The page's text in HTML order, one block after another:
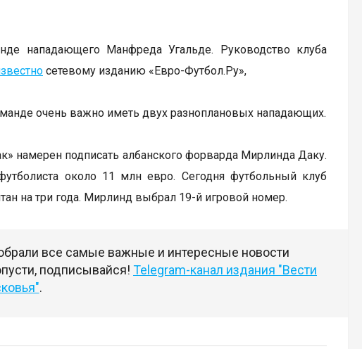
нападающего Манфреда Угальде. Руководство клуба
сетевому изданию «Евро-Футбол.Ру»,
очень важно иметь двух разноплановых нападающих.
намерен подписать албанского форварда Мирлинда Даку.
около 11 млн евро. Сегодня футбольный клуб
на три года. Мирлинд выбрал 19-й игровой номер.
все самые важные и интересные новости
подписывайся! Telegram-канал издания "Вести
.